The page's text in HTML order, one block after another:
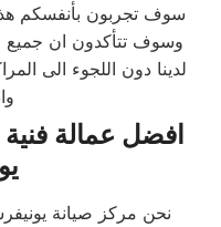
سوف تجربون بأنفسكم
وسوف تتأكدون ان جميع
لدينا دون اللجوء الى
افضل عمالة
نحن مركز صيانة